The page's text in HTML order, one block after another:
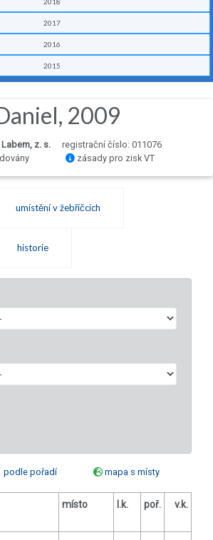
2017
2016
2015
2009
z. s.
registrační číslo: 011076
zásady pro zisk VT
umístění v žebříčcích
historie
podle pořadí
mapa s místy
místo l.k. poř. v.k.